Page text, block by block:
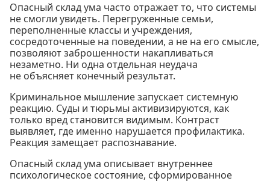
Опасный склад ума часто отражает то, что системы
не смогли увидеть. Перегруженные семьи,
переполненные классы и учреждения,
сосредоточенные на поведении, а не на его смысле,
позволяют заброшенности накапливаться
незаметно. Ни одна отдельная неудача
не объясняет конечный результат.
Криминальное мышление запускает системную
реакцию. Суды и тюрьмы активизируются, как
только вред становится видимым. Контраст
выявляет, где именно нарушается профилактика.
Реакция замещает распознавание.
Опасный склад ума описывает внутреннее
психологическое состояние, сформированное